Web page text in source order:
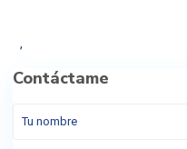
,
Contáctame